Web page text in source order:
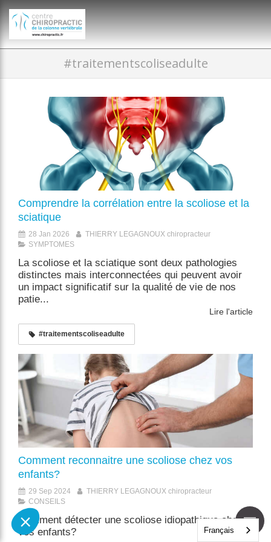
#traitementscoliseadulte
Comprendre la corrélation entre la scoliose et la
sciatique
28 Jan 2026
THIERRY LEGAGNOUX chiropracteur
SYMPTOMES
La scoliose et la sciatique sont deux pathologies
distinctes mais interconnectées qui peuvent avoir
un impact significatif sur la qualité de vie de nos
patie...
Lire l'article
#traitementscoliseadulte
Comment reconnaitre une scoliose chez vos
enfants?
29 Sep 2024
THIERRY LEGAGNOUX chiropracteur
CONSEILS
Comment détecter une scoliose idiopathique chez
vos enfants?
Français